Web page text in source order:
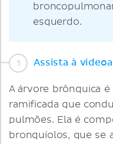
esquerdo.
Assista à
A árvore brônquica
ramificada que
pulmões. Ela é
bronquíolos, que se